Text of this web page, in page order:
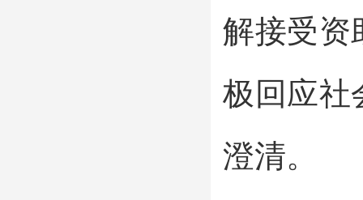
解接受资
极回应社
澄清。